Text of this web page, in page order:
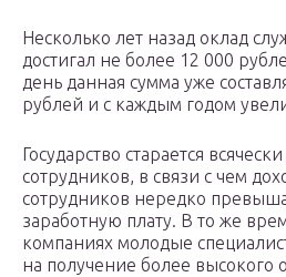
Несколько лет назад оклад
достигал не более 12 000
день данная сумма уже
рублей и с каждым годом
Государство старается
сотрудников, в связи с чем
сотрудников нередко
заработную плату. В то же
компаниях молодые
на получение более высокого